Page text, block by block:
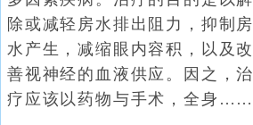
除或减轻房水排出阻力，抑制房
水产生，减缩眼内容积，以及改
善视神经的血液供应。因之，治
疗应该以药物与手术，全身……